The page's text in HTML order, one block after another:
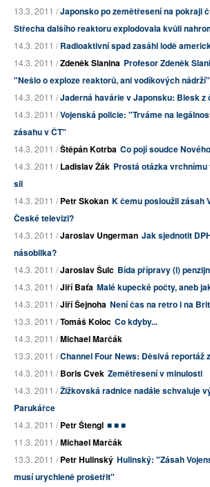
13.3. 2011 /Japonsko po zemětřesení na pokraji
Střecha dalšího reaktoru explodovala kvůli
14.3. 2011 /Radioaktivní spad zasáhl lodě
14.3. 2011 /Zdeněk Slanina Profesor Zdeněk
"Nešlo o exploze reaktorů, ani vodíkových nádrží"
14.3. 2011 /Jaderná havárie v Japonsku: Blesk z
14.3. 2011 /Vojenská policie: "Trváme na
zásahu v ČT"
14.3. 2011 /Štěpán Kotrba Co pojí soudce
14.3. 2011 /Ladislav Žák Prostá otázka
sil
14.3. 2011 /Petr Skokan K čemu posloužil zásah
České televizi?
14.3. 2011 /Jaroslav Ungerman Jak sjednotit
násobilka?
14.3. 2011 /Jaroslav Šulc Bída přípravy (i)
14.3. 2011 /Jiří Baťa Malé kupecké počty, aneb
14.3. 2011 /Jiří Šejnoha Není čas na retro i na
13.3. 2011 /Tomáš Koloc Co kdyby...
14.3. 2011 /Michael Marčák
13.3. 2011 /Channel Four News: Děsivá reportáž
14.3. 2011 /Boris Cvek Zemětřesení v minulosti
14.3. 2011 /Žižkovská radnice nadále schvaluje
Parukářce
14.3. 2011 /Petr Štengl ■ ■ ■
11.3. 2011 /Michael Marčák
13.3. 2011 /Petr Hulinský Hulinský: "Zásah
musí urychleně prošetřit"